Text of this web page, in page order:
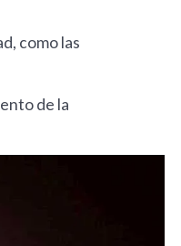
como las
de la